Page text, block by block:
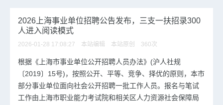
2026上海事业单位招聘公告发布，三支一扶招录300
人进入阅读模式
2026-01-28 17:08:27 本站编辑 本站原创 360次
根据《上海市事业单位公开招聘人员办法》(沪人社规
〔2019〕15号)，按照公开、平等、竞争、择优的原则，本市
部分事业单位面向社会公开招聘一批工作人员。报名与笔试
工作由上海市职业能力考试院和相关区人力资源社会保障局